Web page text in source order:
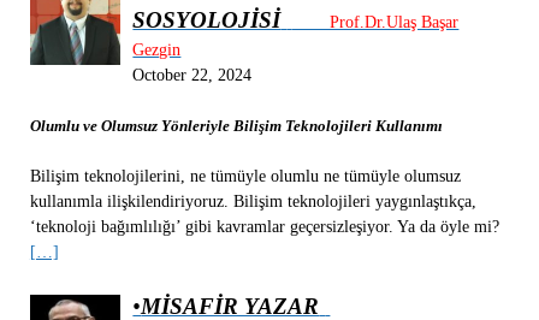
SOSYOLOJİSİ
Prof.Dr.Ulaş Başar
Gezgin
October 22, 2024
Olumlu ve Olumsuz Yönleriyle Bilişim Teknolojileri Kullanımı
Bilişim teknolojilerini, ne tümüyle olumlu ne tümüyle olumsuz
kullanımla ilişkilendiriyoruz. Bilişim teknolojileri yaygınlaştıkça,
‘teknoloji bağımlılığı’ gibi kavramlar geçersizleşiyor. Ya da öyle mi?
[…]
•MİSAFİR YAZAR